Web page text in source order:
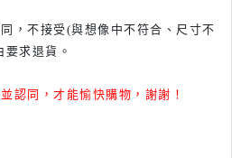
，不接受(與想像中不符合、尺寸不
求退貨。
認同，才能愉快購物，謝謝！